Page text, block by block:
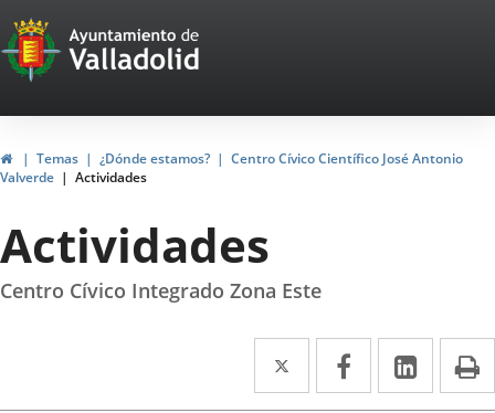
Portal
Web
del
Ayuntamiento
de
Valladolid
InicioTemas ¿Dónde estamos?
Centro Cívico Científico José Antonio
Valverde
Actividades
Actividades
Centro Cívico Integrado Zona Este
Twitter
Enlace
a
Facebook
Enlace
a
Enlace
a